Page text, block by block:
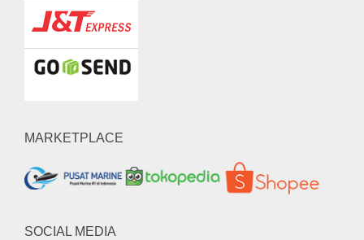
MARKETPLACE
SOCIAL MEDIA